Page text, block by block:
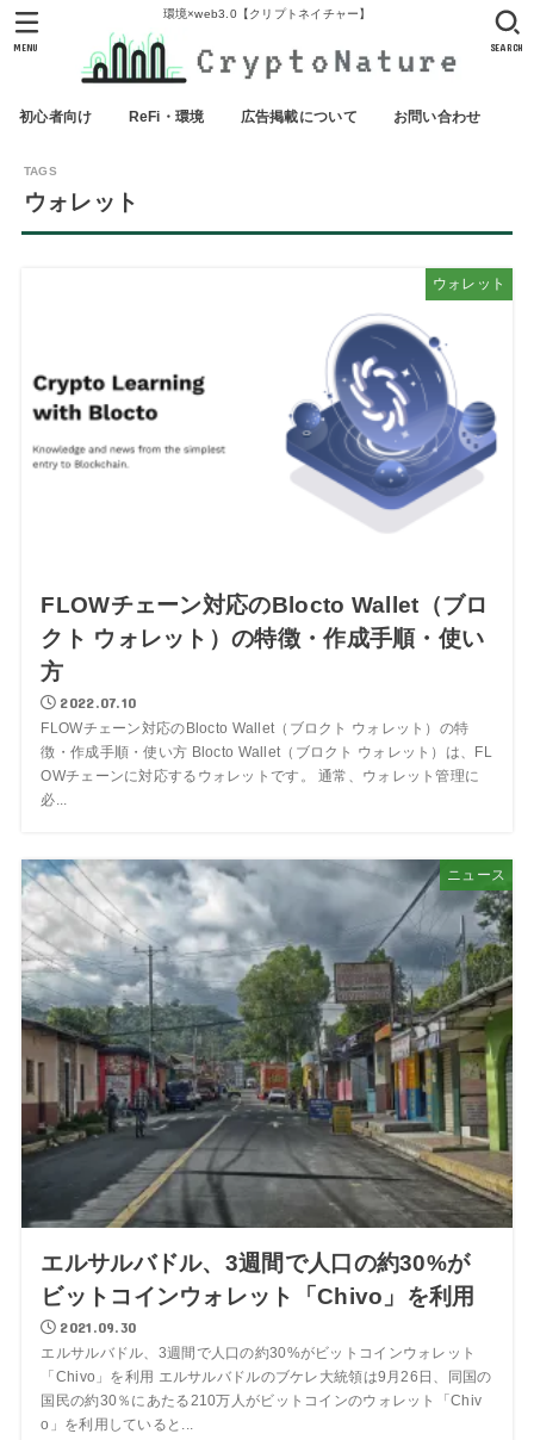
環境×web3.0【クリプトネイチャー】
初心者向け ReFi・環境 広告掲載について お問い合わせ
SEARCH
MENU
ウォレット
ウォレット
FLOWチェーン対応のBlocto Wallet（ブロ
クト ウォレット）の特徴・作成手順・使い
方
2022.07.10
FLOWチェーン対応のBlocto Wallet（ブロクト ウォレット）の特
徴・作成手順・使い方 Blocto Wallet（ブロクト ウォレット）は、FL
OWチェーンに対応するウォレットです。 通常、ウォレット管理に
必...
ニュース
エルサルバドル、3週間で人口の約30%が
ビットコインウォレット「Chivo」を利用
2021.09.30
エルサルバドル、3週間で人口の約30%がビットコインウォレット
「Chivo」を利用 エルサルバドルのブケレ大統領は9月26日、同国の
国民の約30％にあたる210万人がビットコインのウォレット「Chiv
o」を利用していると...